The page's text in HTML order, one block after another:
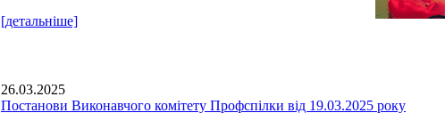
[детальніше]
26.03.2025
Постанови Виконавчого комітету Профспілки від 19.03.2025 року